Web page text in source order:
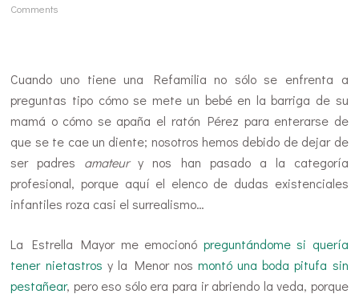
Comments
Cuando uno tiene una Refamilia no sólo se enfrenta a
preguntas tipo cómo se mete un bebé en la barriga de su
mamá o cómo se apaña el ratón Pérez para enterarse de
que se te cae un diente; nosotros hemos debido de dejar de
ser padres amateury nos han pasado a la categoría
profesional, porque aquí el elenco de dudas existenciales
infantiles roza casi el surrealismo…
La Estrella Mayor me emocionó preguntándome si quería
tener nietastros y la Menor nosmontó una boda pitufa sin
pestañear, pero eso sólo era para ir abriendo la veda, porque